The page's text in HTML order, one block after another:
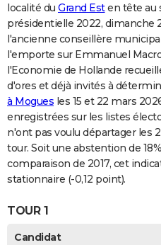
localité du Grand Esten tête au
présidentielle 2022, dimanche
l'ancienne conseillère
l'emporte sur Emmanuel
l'Economie de Hollande
d'ores et déjà invités à
à Mogues les 15 et 22 mars
enregistrées sur les listes
n'ont pas voulu départager les
tour. Soit une abstention de
comparaison de 2017, cet
stationnaire (-0,12 point).
TOUR 1
Candidat